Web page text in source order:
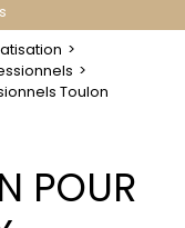
Toulon
POUR